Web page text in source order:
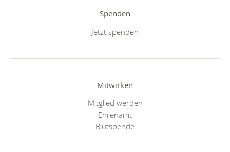
Spenden
Jetzt spenden
Mitwirken
Mitglied werden
Ehrenamt
Blutspende